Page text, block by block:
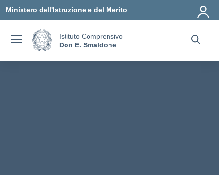
Ministero dell'Istruzione e del Merito
Istituto Comprensivo
Don E. Smaldone